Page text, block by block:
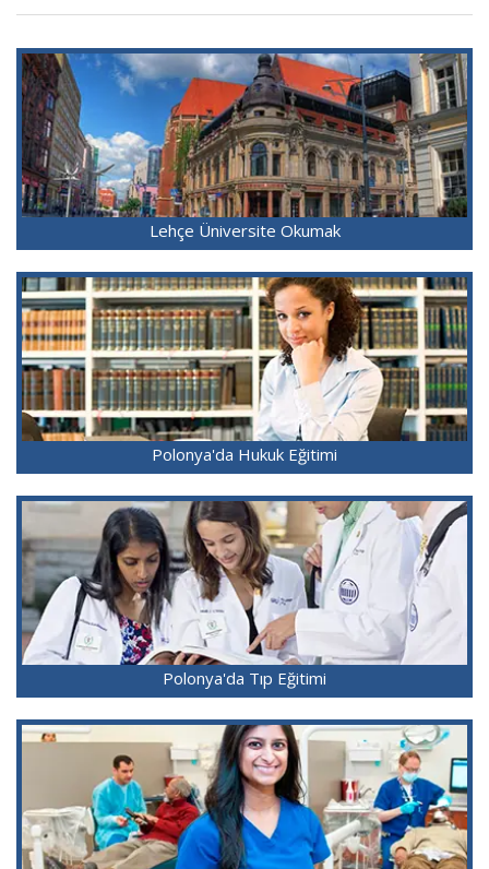
Lehçe Üniversite Okumak
Polonya'da Hukuk Eğitimi
Polonya'da Tıp Eğitimi